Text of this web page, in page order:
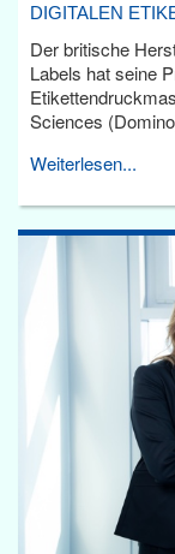
DIGITALEN
Der britische
Labels hat seine
Sciences
Weiterlesen...